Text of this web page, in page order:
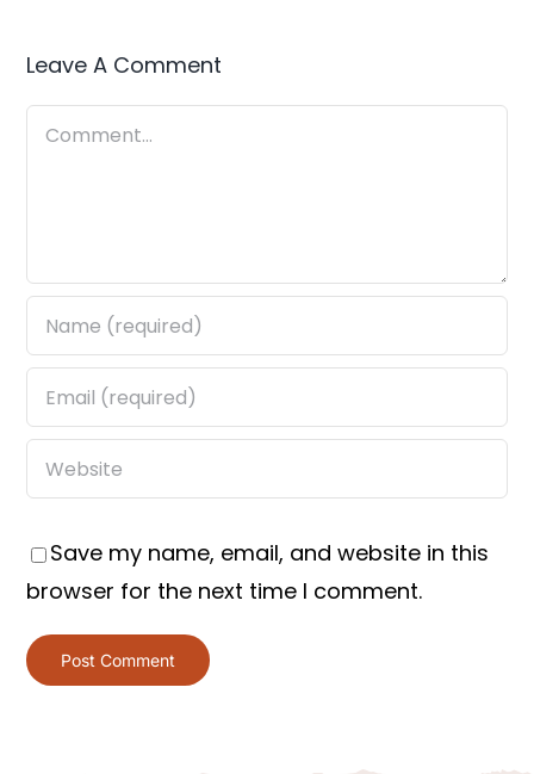
Leave A Comment
Comment
Save my name, email, and website in this
browser for the next time I comment.